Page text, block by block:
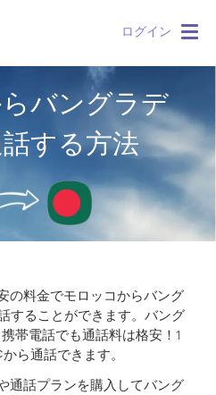
ログイン
バングラデ
する方法
の料金でモロッコからバング
することができます。 バング
帯電話でも通話料は格安！1
ら通話できます。
通話プランを購入してバング